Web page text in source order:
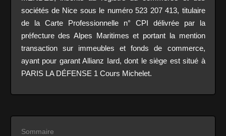
sociétés de Nice sous le numéro 523 207 413, titulaire
de la Carte Professionnelle n° CPI délivrée par la
préfecture des Alpes Maritimes et portant la mention
transaction sur immeubles et fonds de commerce,
ayant pour garant Allianz Iard, dont le siège est situé à
PARIS LA DÉFENSE 1 Cours Michelet.
Sommaire